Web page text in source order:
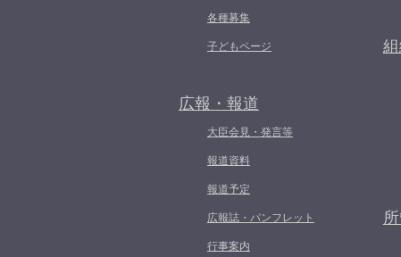
各種募集
子どもページ
広報・報道
大臣会見・発言等
報道資料
報道予定
広報誌・パンフレット
行事案内